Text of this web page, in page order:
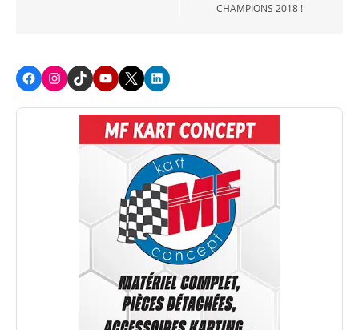
CHAMPIONS 2018 !
FacebookInstagram
TikTokYoutube
X LinkedIn